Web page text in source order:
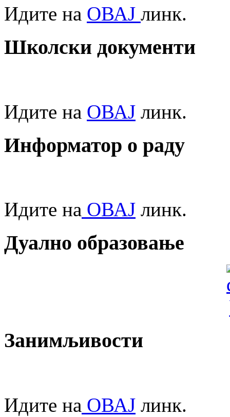
Идите на ОВАЈ линк.
Школски документи
Идите на ОВАЈ линк.
Информатор о раду
Идите на ОВАЈ линк.
Дуално образовање
Занимљивости
Идите на ОВАЈ линк.